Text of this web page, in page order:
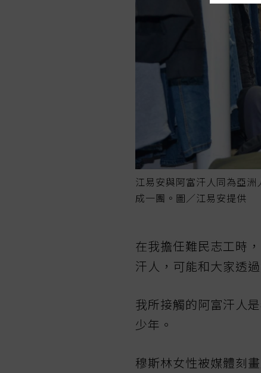
江易安與阿富汗人同為亞
成一團。圖／江易安提供
在我擔任難民志工時
汗人，可能和大家透
我所接觸的阿富汗人
少年。
穆斯林女性被媒體刻